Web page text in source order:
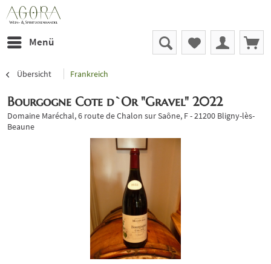
Menü
Übersicht Frankreich
Bourgogne Cote d`Or "Gravel" 2022
Domaine Maréchal, 6 route de Chalon sur Saône, F - 21200 Bligny-lès-
Beaune